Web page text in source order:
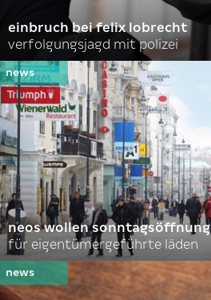
einbruch bei felix lobrecht
verfolgungsjagd mit polizei
neos wollen sonntagsöffnung
für eigentümergeführte läden